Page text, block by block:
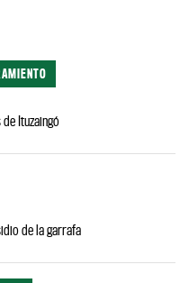
Ituzaingó
de la garrafa